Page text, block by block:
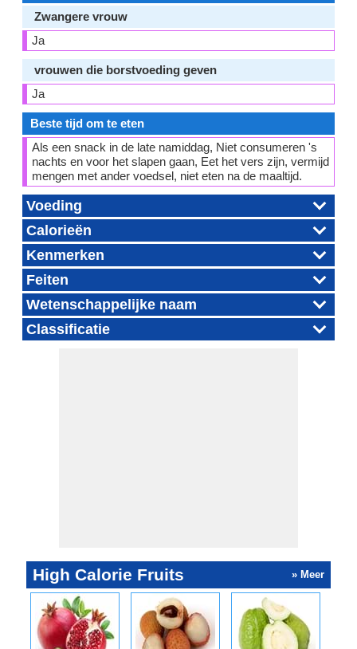
Zwangere vrouw
Ja
vrouwen die borstvoeding geven
Ja
Beste tijd om te eten
Als een snack in de late namiddag, Niet consumeren 's
nachts en voor het slapen gaan, Eet het vers zijn, vermijd
mengen met ander voedsel, niet eten na de maaltijd.
Voeding
Calorieën
Kenmerken
Feiten
Wetenschappelijke naam
Classificatie
High Calorie Fruits » Meer